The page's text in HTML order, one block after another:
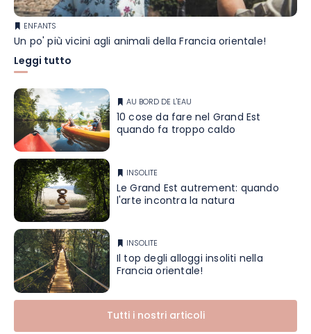
ENFANTS
Un po' più vicini agli animali della Francia orientale!
Leggi tutto
AU BORD DE L'EAU
10 cose da fare nel Grand Est
quando fa troppo caldo
INSOLITE
Le Grand Est autrement: quando
l'arte incontra la natura
INSOLITE
Il top degli alloggi insoliti nella
Francia orientale!
Tutti i nostri articoli